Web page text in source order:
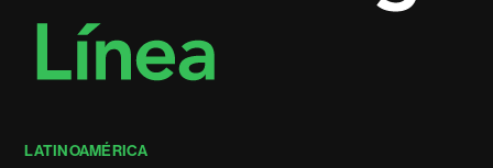
LATINOAMÉRICA